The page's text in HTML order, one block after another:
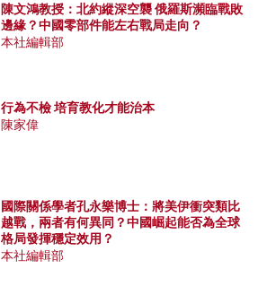
陳文鴻教授：北約縱深空襲 俄羅斯瀕臨戰敗
邊緣？中國零部件能左右戰局走向？
本社編輯部
行為不檢 培育教化才能治本
陳家偉
國際關係學者孔永樂博士：將美伊衝突類比
越戰，兩者有何異同？中國崛起能否為全球
格局發揮穩定效用？
本社編輯部